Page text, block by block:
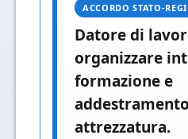
ACCORDO STATO-
Datore di
organizzare
formazione e
attrezzatura.